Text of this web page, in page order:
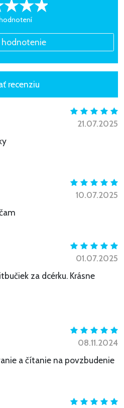
21.07.2025
10.07.2025
01.07.2025
za dcérku. Krásne
08.11.2024
a čítanie na povzbudenie